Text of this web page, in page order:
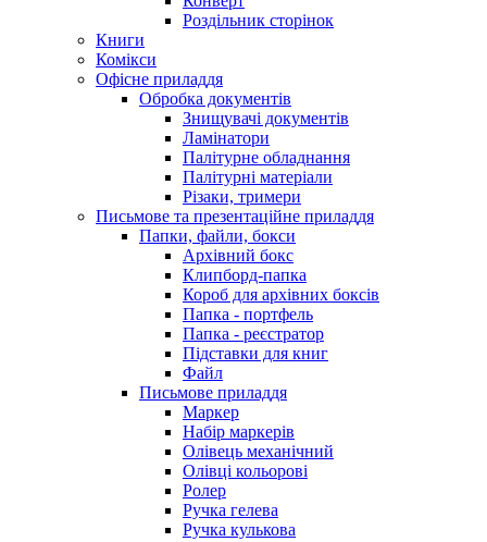
Роздільник сторінок
Книги
Комікси
Офісне приладдя
Обробка документів
Знищувачі документів
Ламінатори
Палітурне обладнання
Палітурні матеріали
Різаки, тримери
Письмове та презентаційне приладдя
Папки, файли, бокси
Архівний бокс
Клипборд-папка
Короб для архівних боксів
Папка - портфель
Папка - реєстратор
Підставки для книг
Файл
Письмове приладдя
Маркер
Набір маркерів
Олівець механічний
Олівці кольорові
Ролер
Ручка гелева
Ручка кулькова